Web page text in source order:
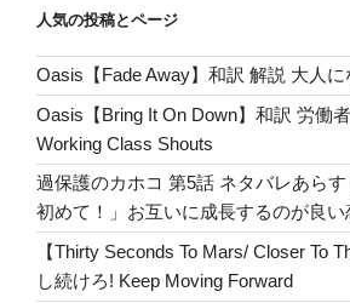
ン
人気の投稿とページ
Oasis【Fade Away】和訳 解説 大人に
Oasis【Bring It On Down】和訳 労働
Working Class Shouts
過保護のカホコ 第5話 ネタバレあら
初めて！」お互いに成長するのが良い
【Thirty Seconds To Mars/ Closer To
し続けろ! Keep Moving Forward